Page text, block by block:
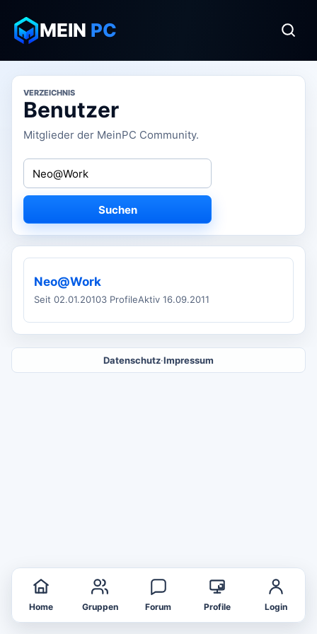
MEIN PC
VERZEICHNIS
Benutzer
Mitglieder der MeinPC Community.
Suchen
Neo@Work
Seit 02.01.20103 ProfileAktiv 16.09.2011
Datenschutz·Impressum
Home Gruppen Forum Profile Login